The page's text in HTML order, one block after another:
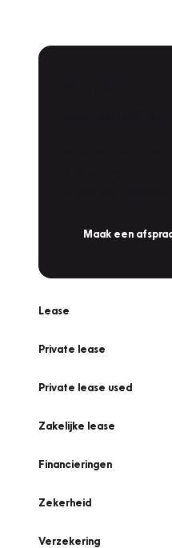
Maak een
Lease
Private lease
Private lease used
Zakelijke lease
Financieringen
Zekerheid
Verzekering